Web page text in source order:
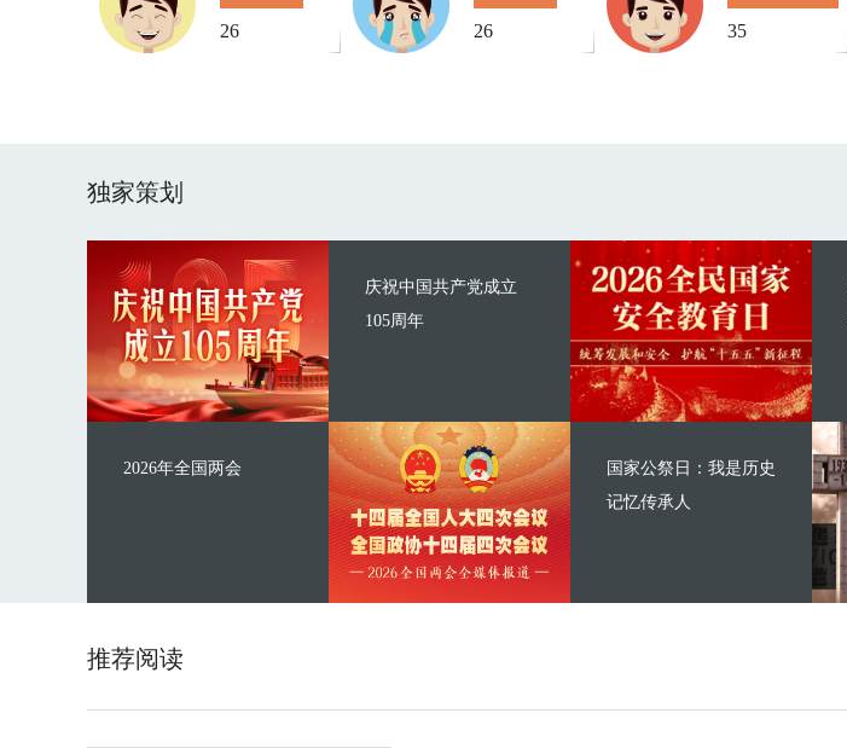
26 26 35
独家策划
庆祝中国共产党成立
105周年
2026年全国两会
国家公祭日：我是历史
记忆传承人
推荐阅读